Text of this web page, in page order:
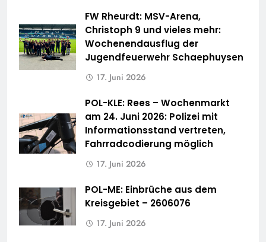
FW Rheurdt: MSV-Arena,
Christoph 9 und vieles mehr:
Wochenendausflug der
Jugendfeuerwehr Schaephuysen
17. Juni 2026
POL-KLE: Rees – Wochenmarkt
am 24. Juni 2026: Polizei mit
Informationsstand vertreten,
Fahrradcodierung möglich
17. Juni 2026
POL-ME: Einbrüche aus dem
Kreisgebiet – 2606076
17. Juni 2026